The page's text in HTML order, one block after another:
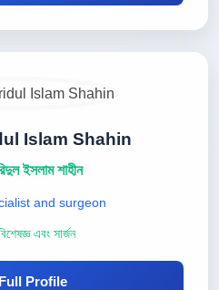
Islam Shahin
ইসলাম শাহীন
and surgeon
এবং সার্জন
Profile